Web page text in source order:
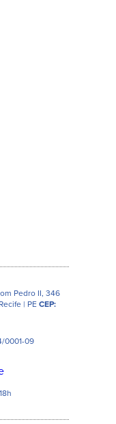
Pedro II, 346
| PECEP:
0001-09